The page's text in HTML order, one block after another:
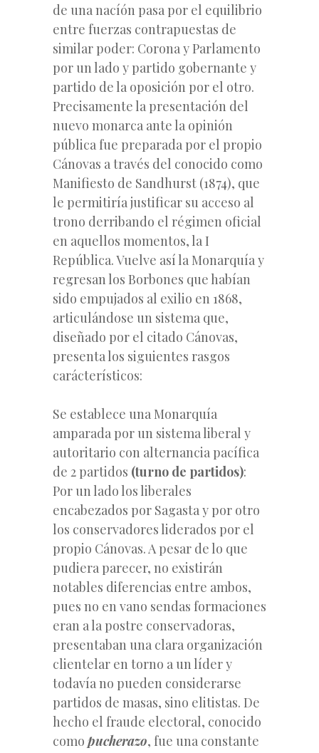
de una nacíón pasa por el equilibrio
entre fuerzas contrapuestas de
similar poder: Corona y Parlamento
por un lado y partido gobernante y
partido de la oposición por el otro.
Precisamente la presentación del
nuevo monarca ante la opinión
pública fue preparada por el propio
Cánovas a través del conocido como
Manifiesto de Sandhurst (1874), que
le permitiría justificar su acceso al
trono derribando el régimen oficial
en aquellos momentos, la I
República. Vuelve así la Monarquía y
regresan los Borbones que habían
sido empujados al exilio en 1868,
articulándose un sistema que,
diseñado por el citado Cánovas,
presenta los siguientes rasgos
carácterísticos:
Se establece una Monarquía
amparada por un sistema liberal y
autoritario con alternancia pacífica
de 2 partidos (turno de partidos):
Por un lado los liberales
encabezados por Sagasta y por otro
los conservadores liderados por el
propio Cánovas. A pesar de lo que
pudiera parecer, no existirán
notables diferencias entre ambos,
pues no en vano sendas formaciones
eran a la postre conservadoras,
presentaban una clara organización
clientelar en torno a un líder y
todavía no pueden considerarse
partidos de masas, sino elitistas. De
hecho el fraude electoral, conocido
como pucherazo, fue una constante